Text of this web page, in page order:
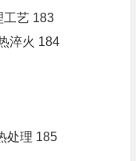
工艺 183
淬火 184
处理 185